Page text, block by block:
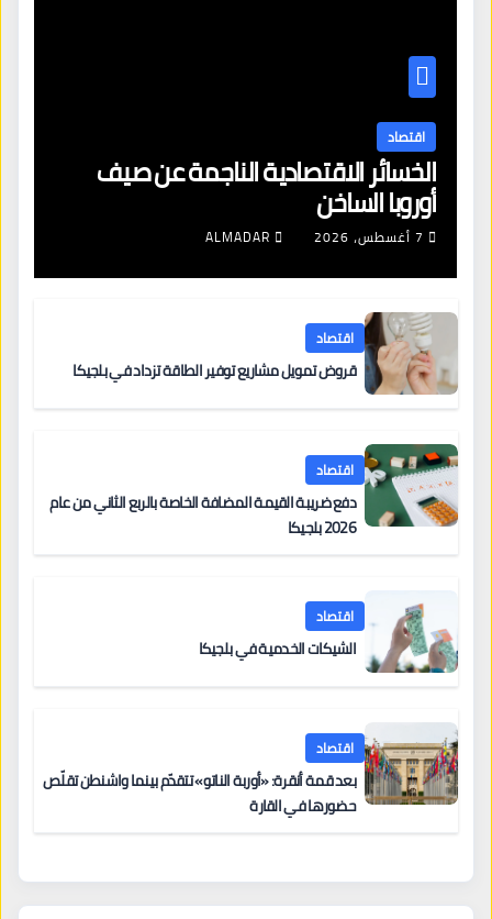
اقتصاد
الخسائر الاقتصادية الناجمة عن صيف
أوروبا الساخن
7 أغسطس، 2026 ALMADAR
اقتصاد
قروض تمويل مشاريع توفير الطاقة تزداد في بلجيكا
اقتصاد
دفع ضريبة القيمة المضافة الخاصة بالربع الثاني من عام
2026 بلجيكا
اقتصاد
الشيكات الخدمية في بلجيكا
اقتصاد
بعد قمة أنقرة: «أوربة الناتو» تتقدّم بينما واشنطن تقلّص
حضورها في القارة